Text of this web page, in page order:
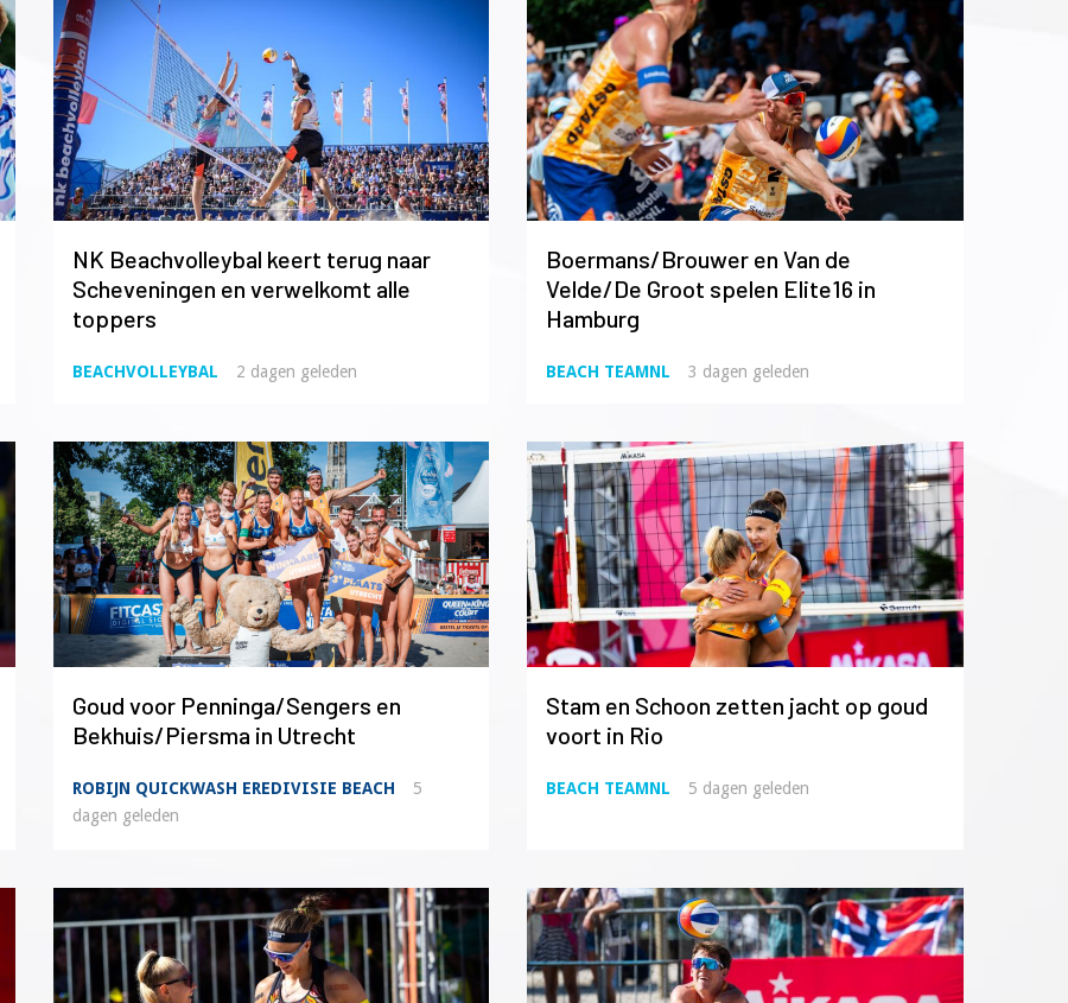
NK Beachvolleybal keert terug naar
Scheveningen en verwelkomt alle
toppers
BEACHVOLLEYBAL 2 dagen geleden
Boermans/Brouwer en Van de
Velde/De Groot spelen Elite16 in
Hamburg
BEACH TEAMNL 3 dagen geleden
Goud voor Penninga/Sengers en
Bekhuis/Piersma in Utrecht
ROBIJN QUICKWASH EREDIVISIE BEACH
5
dagen geleden
Stam en Schoon zetten jacht op goud
voort in Rio
BEACH TEAMNL 5 dagen geleden